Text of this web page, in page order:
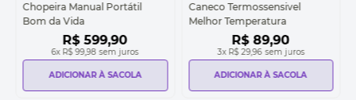
Chopeira Manual Portátil
Bom da Vida
R$ 599,90
6x R$ 99,98 sem juros
ADICIONAR À SACOLA
Caneco Termossensivel
Melhor Temperatura
R$ 89,90
3x R$ 29,96 sem juros
ADICIONAR À SACOLA